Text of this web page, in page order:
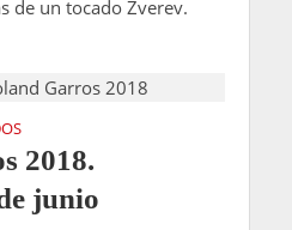
de un tocado Zverev.
2018.
junio